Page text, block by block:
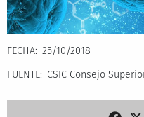
FECHA
25/10/2018
FUENTE
CSIC Consejo